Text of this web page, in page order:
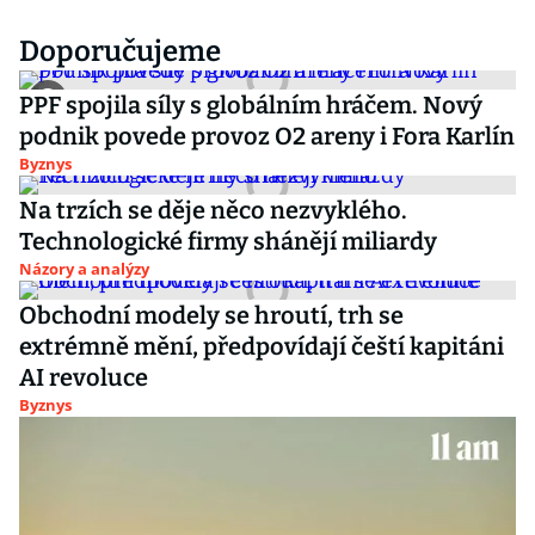
Doporučujeme
PPF spojila síly s globálním hráčem. Nový
podnik povede provoz O2 areny i Fora Karlín
Byznys
Na trzích se děje něco nezvyklého.
Technologické firmy shánějí miliardy
Názory a analýzy
Obchodní modely se hroutí, trh se
extrémně mění, předpovídají čeští kapitáni
AI revoluce
Byznys